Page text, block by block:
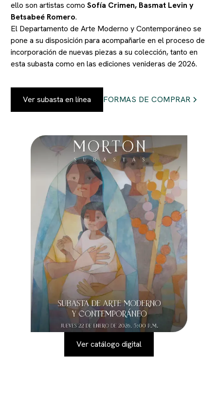
ello son artistas comoSofía Crimen, Basmat Levin y
Betsabeé Romero.
El Departamento de Arte Moderno y Contemporáneo se
pone a su disposición para acompañarle en el proceso de
incorporación de nuevas piezas a su colección, tanto en
esta subasta como en las ediciones venideras de 2026.
Ver subasta en línea FORMAS DE COMPRAR
Ver catálogo digital